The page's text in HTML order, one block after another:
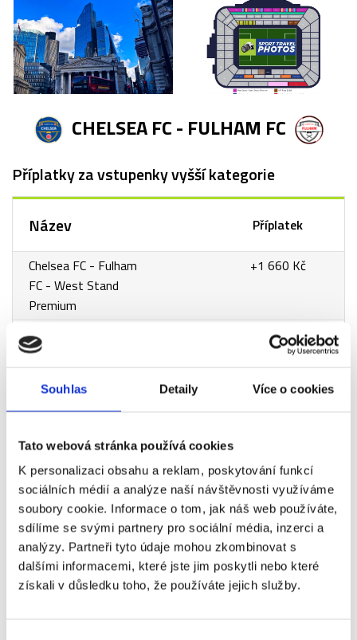
Souhlas Detaily Více o cookies
Tato webová stránka používá cookies
K personalizaci obsahu a reklam, poskytování funkcí
sociálních médií a analýze naší návštěvnosti využíváme
soubory cookie. Informace o tom, jak náš web používáte,
sdílíme se svými partnery pro sociální média, inzerci a
analýzy. Partneři tyto údaje mohou zkombinovat s
dalšími informacemi, které jste jim poskytli nebo které
získali v důsledku toho, že používáte jejich služby.
CHELSEA FC - FULHAM FC
Příplatky za vstupenky vyšší kategorie
Název Příplatek
Chelsea FC - Fulham
FC - West Stand
Premium
+1 660 Kč
Chelsea FC - Fulham
FC - VIP Museum
+1 840 Kč
Chelsea FC - Fulham
+2 390 Kč
Chelsea FC - Fulham
FC - VIP Rose & Ball
Chelsea FC - Fulham
FC - VIP Blues Dining
+4 600 Kč
Chelsea FC - Fulham
FC - VIP Rose & Ball
- sektor EU5
+4 600 Kč